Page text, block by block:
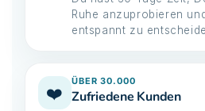
Ruhe anzuprobieren
entspannt zu
❤️
ÜBER 30.000
Zufriedene Kunden